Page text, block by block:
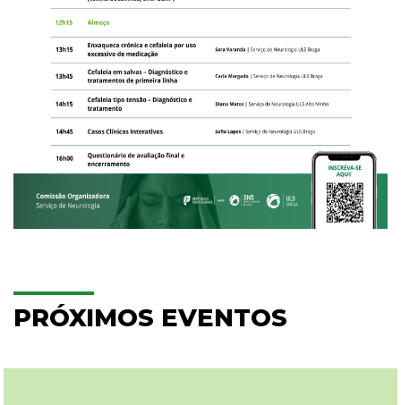
PRÓXIMOS EVENTOS